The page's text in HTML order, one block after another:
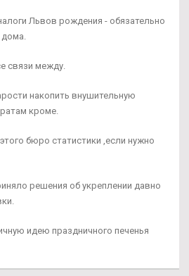
Львов рождения - обязательно
связи между.
накопить внушительную
кроме.
бюро статистики ,если нужно
решения об укреплении давно
идею праздничного печенья